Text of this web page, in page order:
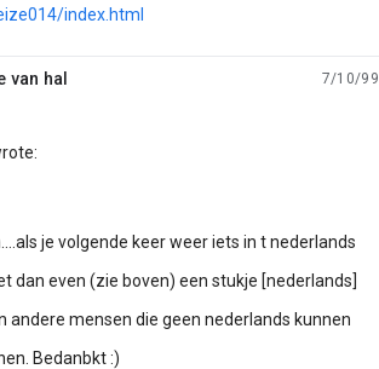
index.html
van hal
7/10/99
je volgende keer weer iets in t nederlands
dan even (zie boven) een stukje [nederlands]
andere mensen die geen nederlands kunnen
Bedanbkt :)